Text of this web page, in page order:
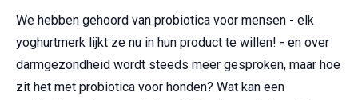
We hebben gehoord van probiotica voor mensen - elk
yoghurtmerk lijkt ze nu in hun product te willen! - en over
darmgezondheid wordt steeds meer gesproken, maar hoe
zit het met probiotica voor honden? Wat kan een